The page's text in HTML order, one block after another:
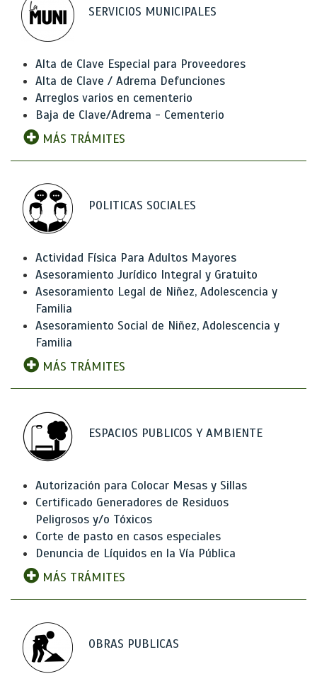
SERVICIOS MUNICIPALES
Alta de Clave Especial para Proveedores
Alta de Clave / Adrema Defunciones
Arreglos varios en cementerio
Baja de Clave/Adrema - Cementerio
MÁS TRÁMITES
POLITICAS SOCIALES
Actividad Física Para Adultos Mayores
Asesoramiento Jurídico Integral y Gratuito
Asesoramiento Legal de Niñez, Adolescencia y
Familia
Asesoramiento Social de Niñez, Adolescencia y
Familia
MÁS TRÁMITES
ESPACIOS PUBLICOS Y AMBIENTE
Autorización para Colocar Mesas y Sillas
Certificado Generadores de Residuos
Peligrosos y/o Tóxicos
Corte de pasto en casos especiales
Denuncia de Líquidos en la Vía Pública
MÁS TRÁMITES
OBRAS PUBLICAS